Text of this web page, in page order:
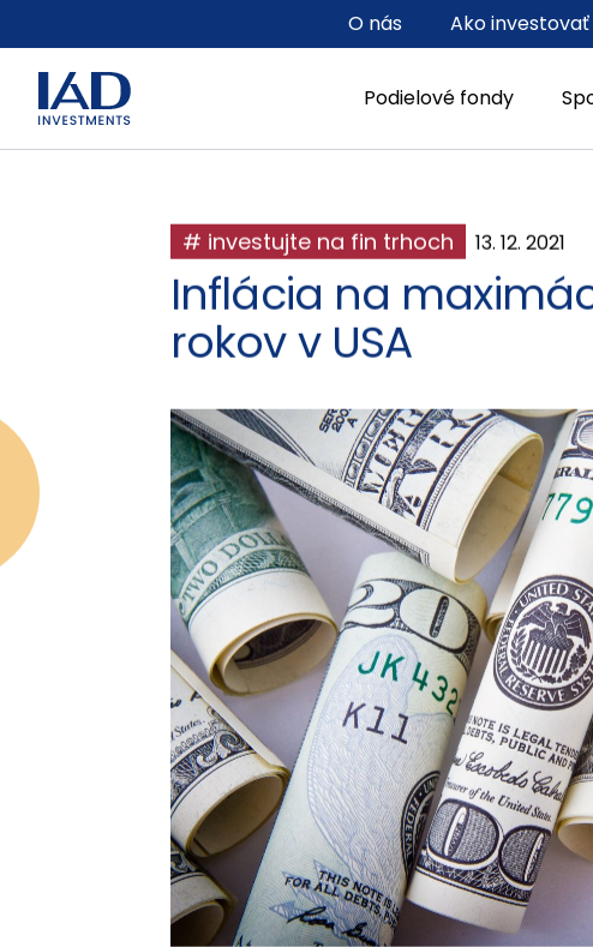
Podielové fondy
O nás Ako investovať
# investujte na fin trhoch 13. 12. 2021
Inflácia na
rokov v USA